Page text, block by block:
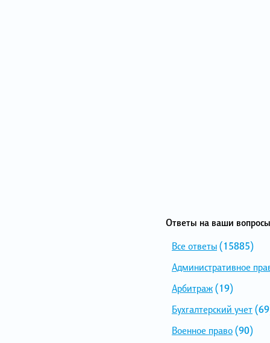
Ответы на ваши
Все ответы(15885)
Административное
Арбитраж(19)
Бухгалтерский учет
Военное право(90)